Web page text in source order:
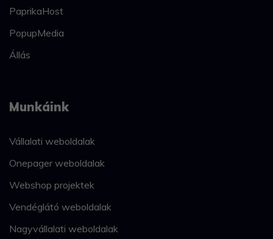
PaprikaHost
PopupMedia
Állás
Munkáink
Vállalati weboldalak
Onepager weboldalak
Webshop projektek
Vendéglátó weboldalak
Nagyvállalati weboldalak